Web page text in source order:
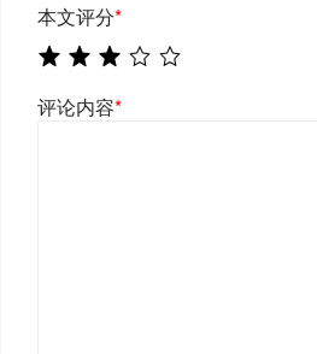
本文评分*
评论内容*